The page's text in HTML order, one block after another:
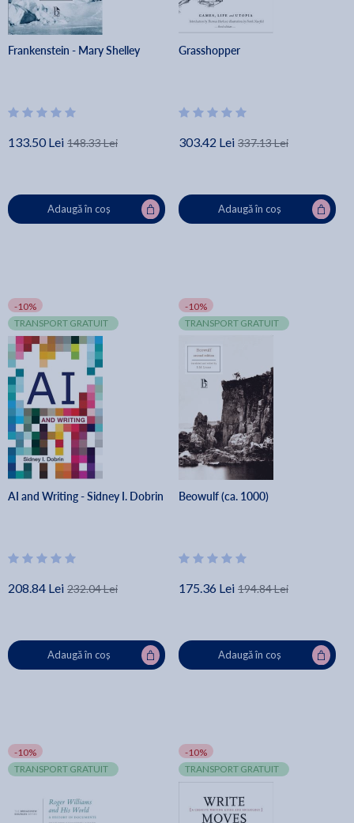
Frankenstein - Mary Shelley
133.50 Lei 148.33 Lei
Adaugă în coș
Grasshopper
303.42 Lei 337.13 Lei
Adaugă în coș
-10%
TRANSPORT GRATUIT
AI and Writing - Sidney I. Dobrin
208.84 Lei 232.04 Lei
Adaugă în coș
-10%
TRANSPORT GRATUIT
Beowulf (ca. 1000)
175.36 Lei 194.84 Lei
Adaugă în coș
-10%
TRANSPORT GRATUIT
-10%
TRANSPORT GRATUIT